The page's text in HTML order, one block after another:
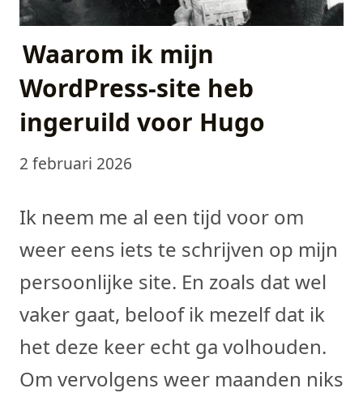
Waarom ik mijn
WordPress-site heb
ingeruild voor Hugo
2 februari 2026
Ik neem me al een tijd voor om
weer eens iets te schrijven op mijn
persoonlijke site. En zoals dat wel
vaker gaat, beloof ik mezelf dat ik
het deze keer echt ga volhouden.
Om vervolgens weer maanden niks